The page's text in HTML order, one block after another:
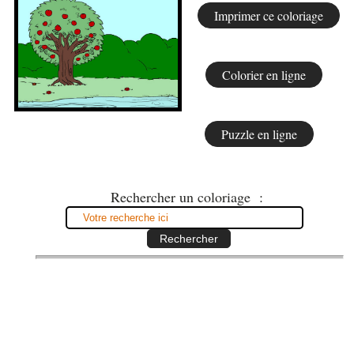
Rechercher un coloriage :